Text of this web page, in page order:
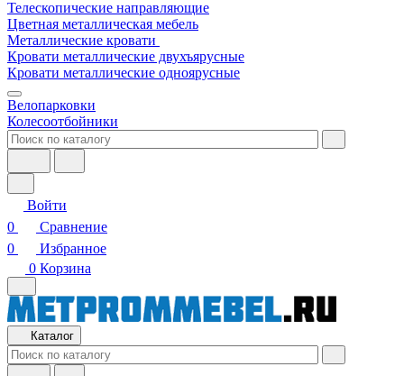
Телескопические направляющие
Цветная металлическая мебель
Металлические кровати
Кровати металлические двухъярусные
Кровати металлические одноярусные
Велопарковки
Колесоотбойники
Войти
0
Сравнение
0
Избранное
0 Корзина
Каталог